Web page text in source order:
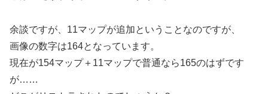
余談ですが、11マップが追加ということなのですが、
画像の数字は164となっています。
現在が154マップ＋11マップで普通なら165のはずです
が……